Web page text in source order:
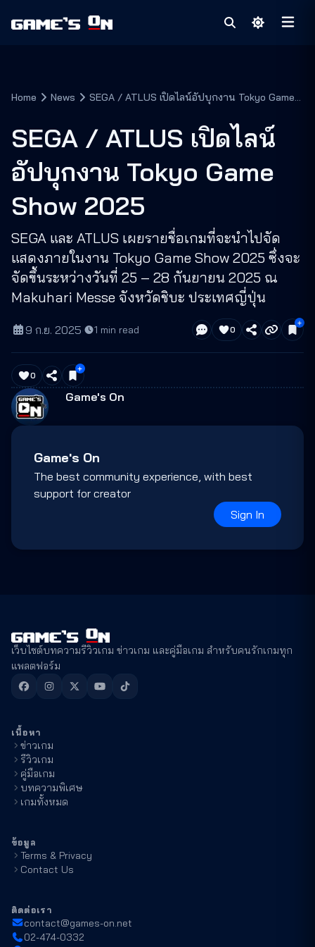
Home News
SEGA / ATLUS เปิดไลน์อัปบุกงาน Tokyo Game
SEGA / ATLUS เปิดไลน์
อัปบุกงาน Tokyo Game
Show 2025
SEGA และ ATLUS เผยรายชื่อเกมที่จะนำไปจัด
แสดงภายในงาน Tokyo Game Show 2025 ซึ่งจะ
จัดขึ้นระหว่างวันที่ 25 – 28 กันยายน 2025 ณ
Makuhari Messe จังหวัดชิบะ ประเทศญี่ปุ่น
9 ก.ย. 2025· 1 min read 0
0
Game's On
Game's On
The best community experience, with best
support for creator
Sign In
เว็บไซต์บทความรีวิวเกม ข่าวเกม และคู่มือเกม สำหรับคนรักเกมทุก
แพลตฟอร์ม
เนื้อหา
ข่าวเกม
รีวิวเกม
คู่มือเกม
บทความพิเศษ
เกมทั้งหมด
ข้อมูล
Terms & Privacy
Contact Us
ติดต่อเรา
contact@games-on.net
02-474-0332